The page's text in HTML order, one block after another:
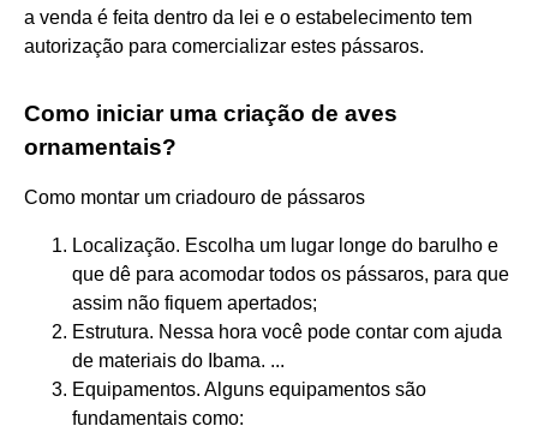
a venda é feita dentro da lei e o estabelecimento tem
autorização para comercializar estes pássaros.
Como iniciar uma criação de aves
ornamentais?
Como montar um criadouro de pássaros
Localização. Escolha um lugar longe do barulho e
que dê para acomodar todos os pássaros, para que
assim não fiquem apertados;
Estrutura. Nessa hora você pode contar com ajuda
de materiais do Ibama. ...
Equipamentos. Alguns equipamentos são
fundamentais como: